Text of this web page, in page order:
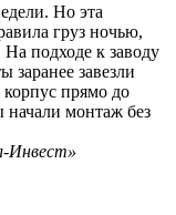
Но эта
груз ночью,
подходе к заводу
заранее завезли
прямо до
начали монтаж без